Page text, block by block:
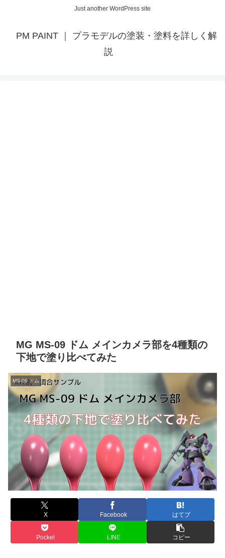
Just another WordPress site
PM PAINT ｜ プラモデルの塗装・塗料を詳しく解
説
MG MS-09 ドム メインカメラ部を4種類の
下地で塗り比べてみた
MS-09 ドム
X Facebook はてブ
Pocket LINE コピー